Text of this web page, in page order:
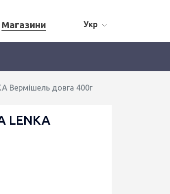
Магазини Укр
Вермішель довга 400г
LENKA